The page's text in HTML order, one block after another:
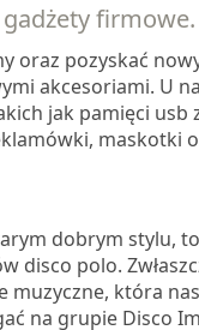
firmowe.
oraz pozyskać
akcesoriami. U
jak pamięci usb
maskotki
dobrym stylu,
disco polo.
która
na grupie Disco